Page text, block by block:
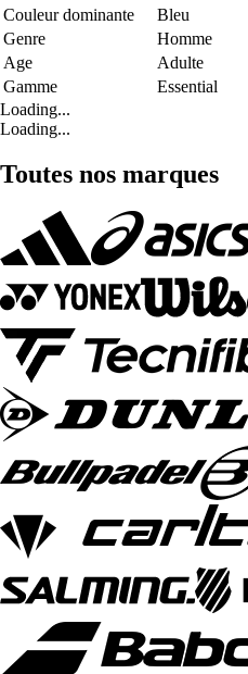
Couleur dominante
Bleu
Genre
Homme
Age
Adulte
Gamme
Essential
Loading...
Loading...
Toutes nos marques